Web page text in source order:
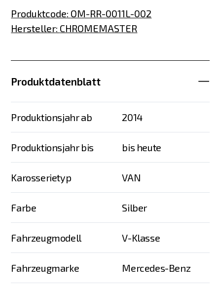
Produktcode: OM-RR-0011L-002
Hersteller: CHROMEMASTER
Produktdatenblatt
Produktionsjahr ab 2014
Produktionsjahr bis bis heute
Karosserietyp VAN
Farbe Silber
Fahrzeugmodell V-Klasse
Fahrzeugmarke Mercedes-Benz